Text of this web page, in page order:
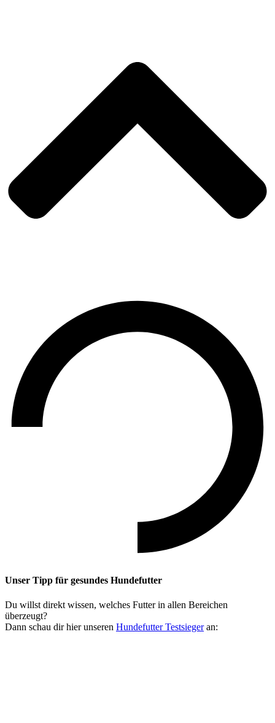
Unser Tipp für gesundes Hundefutter
Du willst direkt wissen, welches Futter in allen Bereichen
überzeugt?
Dann schau dir hier unseren Hundefutter Testsiegeran: